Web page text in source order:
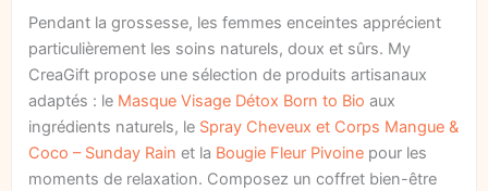
Pendant la grossesse, les femmes enceintes apprécient
particulièrement les soins naturels, doux et sûrs. My
CreaGift propose une sélection de produits artisanaux
adaptés : le Masque Visage Détox Born to Bio aux
ingrédients naturels, le Spray Cheveux et Corps Mangue &
Coco – Sunday Rain et la Bougie Fleur Pivoine pour les
moments de relaxation. Composez un coffret bien-être